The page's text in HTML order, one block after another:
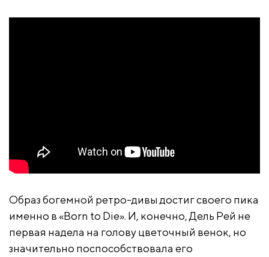
Образ богемной ретро-дивы достиг своего пика
именно в «Born to Die». И, конечно, Дель Рей не
первая надела на голову цветочный венок, но
значительно поспособствовала его